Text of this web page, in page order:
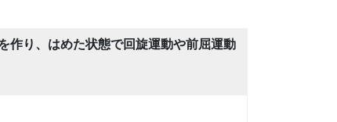
作り、はめた状態で回旋運動や前屈運動